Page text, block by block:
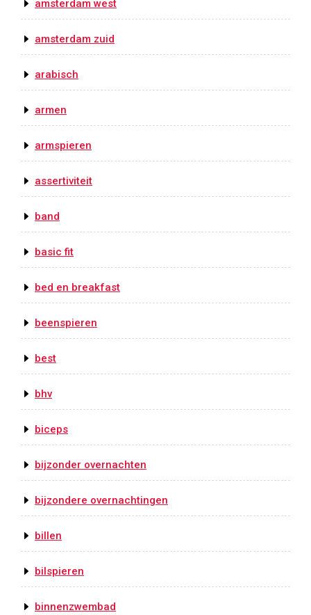
amsterdam west
amsterdam zuid
arabisch
armen
armspieren
assertiviteit
band
basic fit
bed en breakfast
beenspieren
best
bhv
biceps
bijzonder overnachten
bijzondere overnachtingen
billen
bilspieren
binnenzwembad